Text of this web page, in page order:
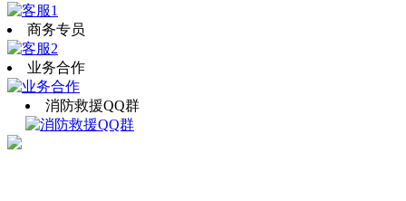
商务专员
业务合作
消防救援QQ群